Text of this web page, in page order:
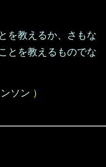
を教えるか、さもな
とを教えるものでな
ソン ）